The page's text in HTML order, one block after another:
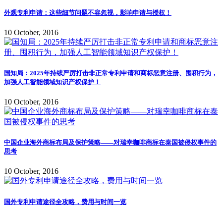
外观专利申请：这些细节问题不容忽视，影响申请与授权！
10 October, 2016
国知局：2025年持续严厉打击非正常专利申请和商标恶意注册、囤积行为，
加强人工智能领域知识产权保护！
10 October, 2016
中国企业海外商标布局及保护策略——对瑞幸咖啡商标在泰国被侵权事件的
思考
10 October, 2016
国外专利申请途径全攻略，费用与时间一览